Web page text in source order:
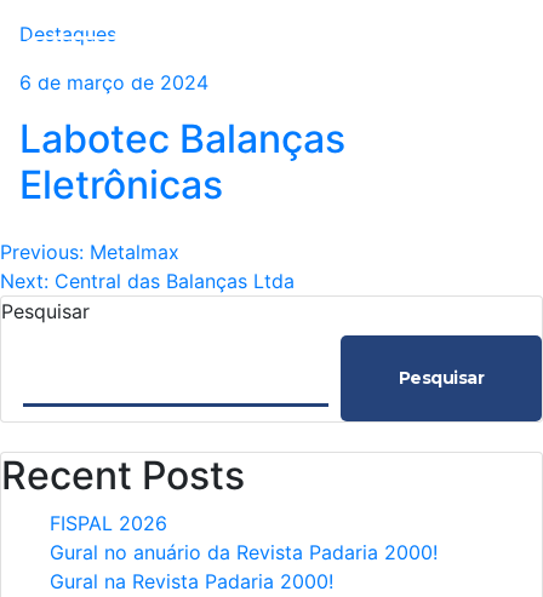
Destaques
6 de março de 2024
Labotec Balanças
Eletrônicas
Navegação
de
Previous: Metalmax
Next: Central das Balanças Ltda
Pesquisar
Pesquisar
Recent Posts
FISPAL 2026
Gural no anuário da Revista Padaria 2000!
Gural na Revista Padaria 2000!